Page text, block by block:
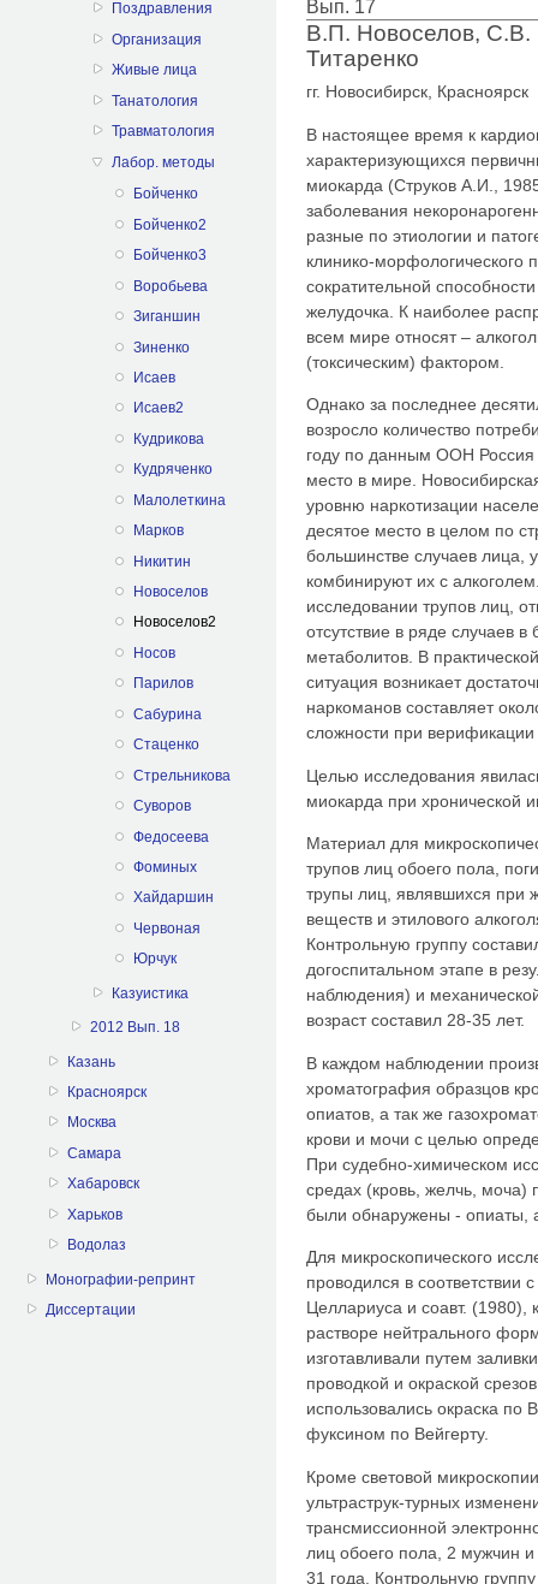
Поздравления
Организация
Живые лица
Танатология
Травматология
Лабор. методы
Бойченко
Бойченко2
Бойченко3
Воробьева
Зиганшин
Зиненко
Исаев
Исаев2
Кудрикова
Кудряченко
Малолеткина
Марков
Никитин
Новоселов
Новоселов2
Носов
Парилов
Сабурина
Стаценко
Стрельникова
Суворов
Федосеева
Фоминых
Хайдаршин
Червоная
Юрчук
Казуистика
2012 Вып. 18
Казань
Красноярск
Москва
Самара
Хабаровск
Харьков
Водолаз
Монографии-репринт
Диссертации
Вып. 17
В.П. Новоселов, С.В.
Титаренко
гг. Новосибирск, Красноярск
В настоящее время к
характеризующихся
миокарда (Струков А.И.,
заболевания
разные по этиологии и
клинико-морфологического
сократительной
желудочка. К наиболее
всем мире относят –
(токсическим) фактором.
Однако за последнее
возросло количество
году по данным ООН Россия
место в мире.
уровню наркотизации
десятое место в целом по
большинстве случаев лица,
комбинируют их с
исследовании трупов лиц,
отсутствие в ряде случаев
метаболитов. В
ситуация возникает
наркоманов составляет
сложности при
Целью исследования
миокарда при хронической
Материал для
трупов лиц обоего пола,
трупы лиц, являвшихся при
веществ и этилового
Контрольную группу
догоспитальном этапе в
наблюдения) и
возраст составил 28-35 лет.
В каждом наблюдении
хроматография образцов
опиатов, а так же
крови и мочи с целью
При судебно-химическом
средах (кровь, желчь, моча)
были обнаружены - опиаты,
Для микроскопического
проводился в соответствии
Целлариуса и соавт. (1980),
растворе нейтрального
изготавливали путем
проводкой и окраской
использовались окраска по
фуксином по Вейгерту.
Кроме световой
ультраструк-турных
трансмиссионной
лиц обоего пола, 2 мужчин
31 года. Контрольную